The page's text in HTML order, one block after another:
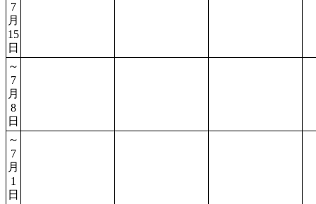
7
月
15
日
～
7
月
8
日
～
7
月
1
日